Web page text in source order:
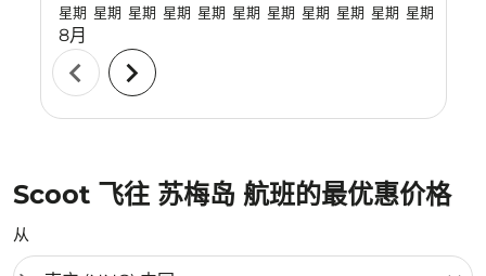
星期
8月
星期 星期 星期 星期 星期 星期 星期 星期 星期 星期
chevron_left chevron_right
Scoot 飞往 苏梅岛 航班的最优惠价格
从